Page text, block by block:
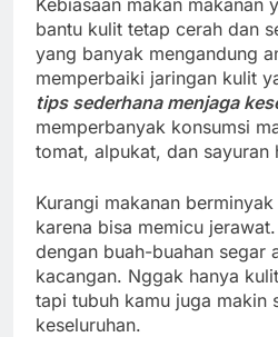
bantu kulit tetap cerah dan
yang banyak mengandung
memperbaiki jaringan kulit
tips sederhana menjaga
memperbanyak konsumsi
tomat, alpukat, dan sayuran
Kurangi makanan
karena bisa memicu
dengan buah-buahan segar
kacangan. Nggak hanya
tapi tubuh kamu juga makin
keseluruhan.